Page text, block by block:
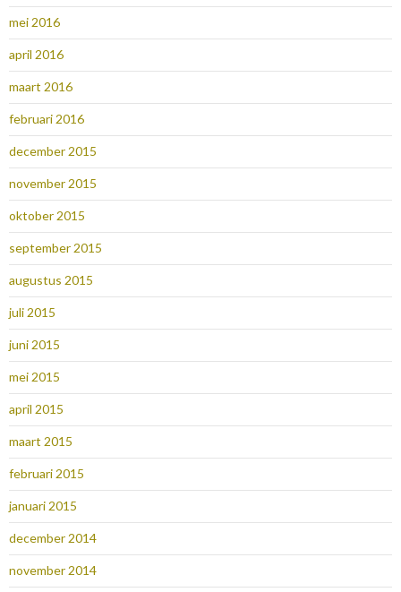
mei 2016
april 2016
maart 2016
februari 2016
december 2015
november 2015
oktober 2015
september 2015
augustus 2015
juli 2015
juni 2015
mei 2015
april 2015
maart 2015
februari 2015
januari 2015
december 2014
november 2014